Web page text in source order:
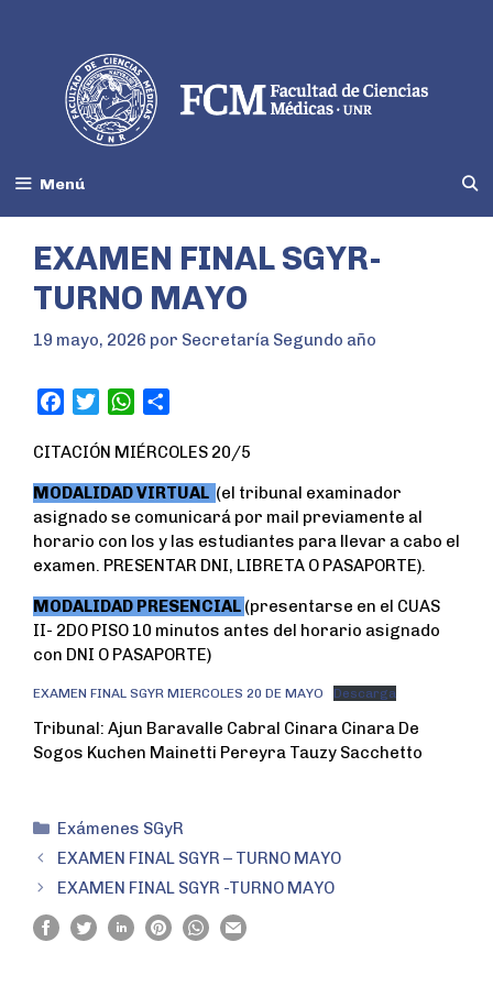
Menú
EXAMEN FINAL SGYR-
TURNO MAYO
19 mayo, 2026 por Secretaría Segundo año
c
e
b
o
o
i
t
t
e
r
W
a
t
s
A
p
a
r
e
CITACIÓN MIÉRCOLES 20/5
MODALIDAD VIRTUAL (el tribunal examinador
asignado se comunicará por mail previamente al
horario con los y las estudiantes para llevar a cabo el
examen. PRESENTAR DNI, LIBRETA O PASAPORTE).
MODALIDAD PRESENCIAL (presentarse en el CUAS
II- 2DO PISO 10 minutos antes del horario asignado
con DNI O PASAPORTE)
EXAMEN FINAL SGYR MIERCOLES 20 DE MAYO Descarga
Tribunal: Ajun Baravalle Cabral Cinara Cinara De
Sogos Kuchen Mainetti Pereyra Tauzy Sacchetto
Exámenes SGyR
EXAMEN FINAL SGYR – TURNO MAYO
EXAMEN FINAL SGYR -TURNO MAYO